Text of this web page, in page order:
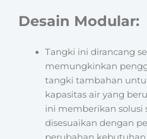
Desain Modular:
Tangki ini dirancang
memungkinkan
tangki tambahan
kapasitas air yang
ini memberikan solusi
disesuaikan dengan